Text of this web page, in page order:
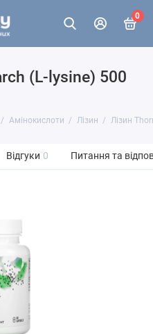
0
(L-lysine) 500
Амінокислоти Лізин Лізин
Відгуки 0 Питання та